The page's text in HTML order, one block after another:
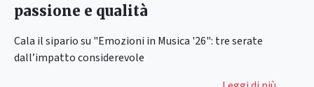
passione e qualità
Cala il sipario su "Emozioni in Musica '26": tre serate
dall’impatto considerevole